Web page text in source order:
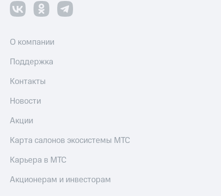
О компании
Поддержка
Контакты
Новости
Акции
Карта салонов экосистемы МТС
Карьера в МТС
Акционерам и инвесторам